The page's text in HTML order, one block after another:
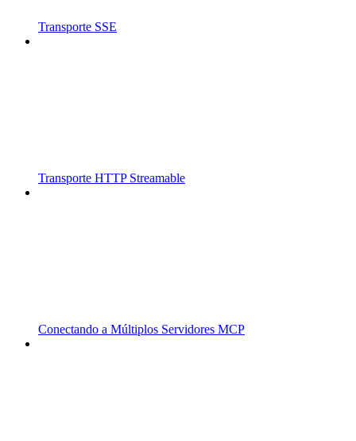
Transporte SSE
Transporte HTTP Streamable
Conectando a Múltiplos Servidores MCP